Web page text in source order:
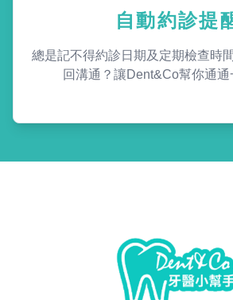
自動約診提
總是記不得約診日期及定期檢查時
回溝通？讓Dent&Co幫你通通